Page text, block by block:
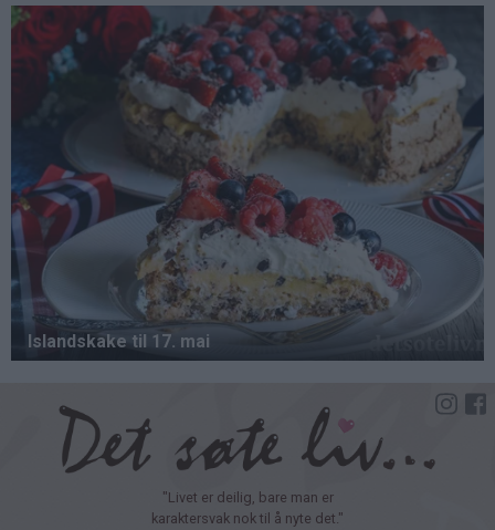
Hopp
hovedinnhold
"Livet er deilig, bare man er
karaktersvak nok til å nyte det."